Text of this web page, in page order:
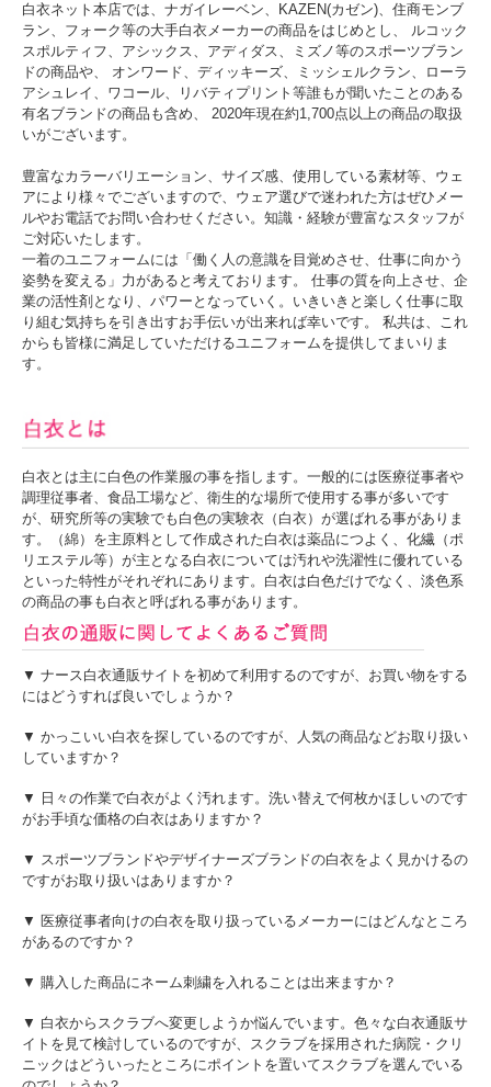
＊おすすめの空調服
白衣ネット本店では、ナガイレーベン、KAZEN(カゼン)、住商モンブ
ラン、フォーク等の大手白衣メーカーの商品をはじめとし、 ルコック
スポルティフ、アシックス、アディダス、ミズノ等のスポーツブラン
ドの商品や、 オンワード、ディッキーズ、ミッシェルクラン、ローラ
アシュレイ、ワコール、リバティプリント等誰もが聞いたことのある
有名ブランドの商品も含め、 2020年現在約1,700点以上の商品の取扱
いがございます。
豊富なカラーバリエーション、サイズ感、使用している素材等、ウェ
アにより様々でございますので、ウェア選びで迷われた方はぜひメー
ルやお電話でお問い合わせください。知識・経験が豊富なスタッフが
ご対応いたします。
一着のユニフォームには「働く人の意識を目覚めさせ、仕事に向かう
姿勢を変える」力があると考えております。 仕事の質を向上させ、企
業の活性剤となり、パワーとなっていく。いきいきと楽しく仕事に取
り組む気持ちを引き出すお手伝いが出来れば幸いです。 私共は、これ
からも皆様に満足していただけるユニフォームを提供してまいりま
す。
白衣とは主に白色の作業服の事を指します。一般的には医療従事者や
調理従事者、食品工場など、衛生的な場所で使用する事が多いです
が、研究所等の実験でも白色の実験衣（白衣）が選ばれる事がありま
す。（綿）を主原料として作成された白衣は薬品につよく、化繊（ポ
リエステル等）が主となる白衣については汚れや洗濯性に優れている
といった特性がそれぞれにあります。白衣は白色だけでなく、淡色系
の商品の事も白衣と呼ばれる事があります。
▼ ナース白衣通販サイトを初めて利用するのですが、お買い物をする
にはどうすれば良いでしょうか？
▼ かっこいい白衣を探しているのですが、人気の商品などお取り扱い
していますか？
▼ 日々の作業で白衣がよく汚れます。洗い替えで何枚かほしいのです
がお手頃な価格の白衣はありますか？
▼ スポーツブランドやデザイナーズブランドの白衣をよく見かけるの
ですがお取り扱いはありますか？
▼ 医療従事者向けの白衣を取り扱っているメーカーにはどんなところ
があるのですか？
▼ 購入した商品にネーム刺繍を入れることは出来ますか？
▼ 白衣からスクラブへ変更しようか悩んでいます。色々な白衣通販サ
イトを見て検討しているのですが、スクラブを採用された病院・クリ
ニックはどういったところにポイントを置いてスクラブを選んでいる